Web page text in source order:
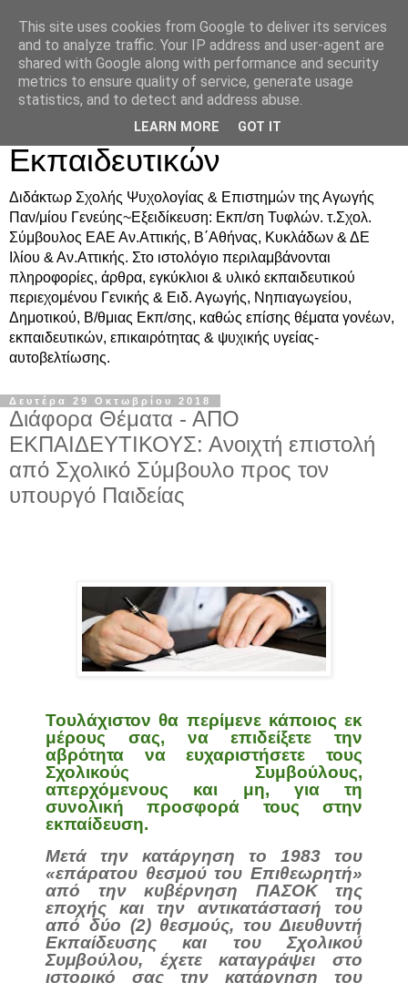
Δρ. Ράνια Χιουρέα-
Συμβουλευτική &
Υποστήριξη Γονέων &
Εκπαιδευτικών
Διδάκτωρ Σχολής Ψυχολογίας & Επιστημών της Αγωγής
Παν/μίου Γενεύης~Εξειδίκευση: Εκπ/ση Τυφλών. τ.Σχολ.
Σύμβουλος ΕΑΕ Αν.Αττικής, Β΄Αθήνας, Κυκλάδων & ΔΕ
Ιλίου & Αν.Αττικής. Στο ιστολόγιο περιλαμβάνονται
πληροφορίες, άρθρα, εγκύκλιοι & υλικό εκπαιδευτικού
περιεχομένου Γενικής & Ειδ. Αγωγής, Νηπιαγωγείου,
Δημοτικού, Β/θμιας Εκπ/σης, καθώς επίσης θέματα γονέων,
εκπαιδευτικών, επικαιρότητας & ψυχικής υγείας-
αυτοβελτίωσης.
Δευτέρα 29 Οκτωβρίου 2018
Διάφορα Θέματα - ΑΠΟ
ΕΚΠΑΙΔΕΥΤΙΚΟΥΣ: Ανοιχτή επιστολή
από Σχολικό Σύμβουλο προς τον
υπουργό Παιδείας
Τουλάχιστον θα περίμενε κάποιος εκ
μέρους σας, να επιδείξετε την
αβρότητα να ευχαριστήσετε τους
Σχολικούς Συμβούλους,
απερχόμενους και μη, για τη
συνολική προσφορά τους στην
εκπαίδευση.
Μετά την κατάργηση το 1983 του
«επάρατου θεσμού του Επιθεωρητή»
από την κυβέρνηση ΠΑΣΟΚ της
εποχής και την αντικατάστασή του
από δύο (2) θεσμούς, του Διευθυντή
Εκπαίδευσης και του Σχολικού
Συμβούλου, έχετε καταγράψει στο
ιστορικό σας την κατάργηση του
This site uses cookies from Google to deliver its services
and to analyze traffic. Your IP address and user-agent are
shared with Google along with performance and security
metrics to ensure quality of service, generate usage
statistics, and to detect and address abuse.
LEARN MORE GOT IT